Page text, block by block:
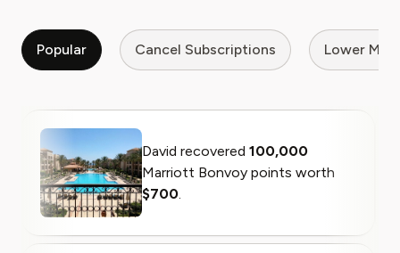
Popular Cancel Subscriptions Lower My
David recovered 100,000
Marriott Bonvoy points worth
$700.